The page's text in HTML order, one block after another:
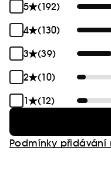
5
(192)
4
(130)
3
(39)
2
(10)
1
(12)
Podmínky